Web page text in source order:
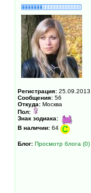
Регистрация: 25.09.2013
Сообщения: 56
Откуда: Москва
Пол:
Знак зодиака:
В наличии: 64
Блог: Просмотр блога (0)